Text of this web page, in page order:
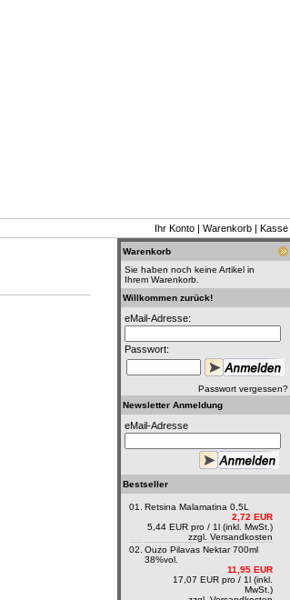
Ihr Konto | Warenkorb | Kasse
Warenkorb
Sie haben noch keine Artikel in
Ihrem Warenkorb.
Willkommen zurück!
eMail-Adresse:
Passwort:
Passwort vergessen?
Newsletter Anmeldung
eMail-Adresse
Bestseller
01.
Retsina Malamatina 0,5L
2,72 EUR
5,44 EUR pro / 1l (inkl. MwSt.)
zzgl. Versandkosten
02. Ouzo Pilavas Nektar 700ml
38%vol.
11,95 EUR
17,07 EUR pro / 1l (inkl.
MwSt.)